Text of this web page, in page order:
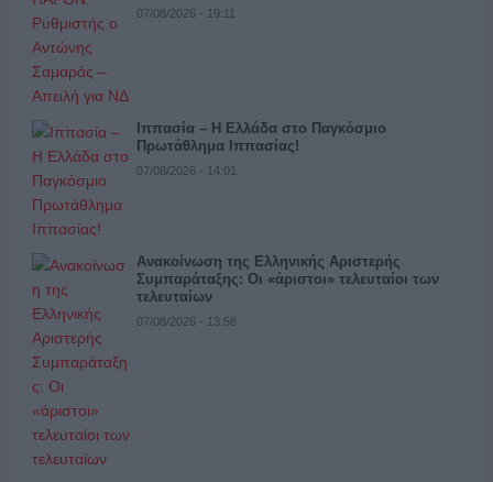
07/08/2026 - 19:11
Ιππασία – Η Ελλάδα στο Παγκόσμιο
Πρωτάθλημα Ιππασίας!
07/08/2026 - 14:01
Ανακοίνωση της Ελληνικής Αριστερής
Συμπαράταξης: Οι «άριστοι» τελευταίοι των
τελευταίων
07/08/2026 - 13:58